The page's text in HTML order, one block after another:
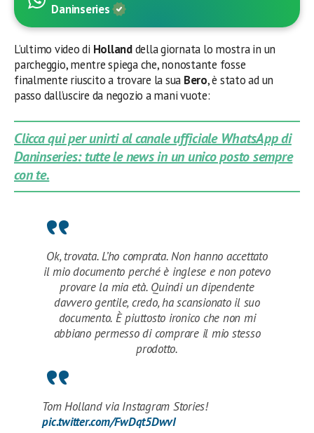
Daninseries
L’ultimo video di Hollanddella giornata lo mostra in un
parcheggio, mentre spiega che, nonostante fosse
finalmente riuscito a trovare la sua Bero, è stato ad un
passo dall’uscire da negozio a mani vuote:
Clicca qui per unirti al canale ufficiale WhatsApp di
Daninseries: tutte le news in un unico posto sempre
con te.
Ok, trovata. L’ho comprata. Non hanno accettato
il mio documento perché è inglese e non potevo
provare la mia età. Quindi un dipendente
davvero gentile, credo, ha scansionato il suo
documento. È piuttosto ironico che non mi
abbiano permesso di comprare il mio stesso
prodotto.
Tom Holland via Instagram Stories!
pic.twitter.com/FwDqt5DwvI